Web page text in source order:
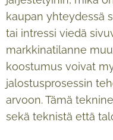
kaupan yhteydessä
tai intressi viedä
markkinatilanne
koostumus voivat
jalostusprosessin
arvoon. Tämä
sekä teknistä että